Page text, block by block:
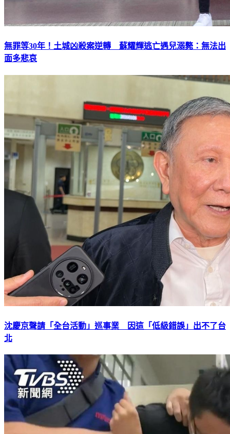
無罪等30年！土城凶殺案逆轉 蘇耀輝逃亡遇兒溺斃：無法出
面多悲哀
沈慶京聲請「全台活動」巡事業 因這「低級錯誤」出不了台
北